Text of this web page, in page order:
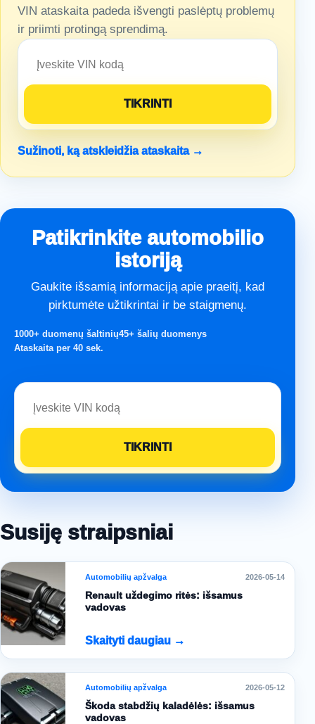
VIN ataskaita padeda išvengti paslėptų problemų
ir priimti protingą sprendimą.
Sužinoti, ką atskleidžia ataskaita →
Patikrinkite automobilio
istoriją
Gaukite išsamią informaciją apie praeitį, kad
pirktumėte užtikrintai ir be staigmenų.
1000+ duomenų šaltinių45+ šalių duomenys
Ataskaita per 40 sek.
Susiję straipsniai
Automobilių apžvalga 2026-05-14
Renault uždegimo ritės: išsamus
vadovas
Skaityti daugiau →
Automobilių apžvalga 2026-05-12
Škoda stabdžių kaladėlės: išsamus
vadovas